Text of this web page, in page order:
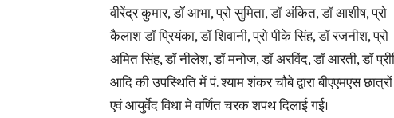
वीरेंद्र कुमार, डॉ आभा, प्रो सुमिता, डॉ अंकित, डॉ आशीष, प्रो
कैलाश डॉ प्रियंका, डॉ शिवानी, प्रो पीके सिंह, डॉ रजनीश, प्रो
अमित सिंह, डॉ नीलेश, डॉ मनोज, डॉ अरविंद, डॉ आरती, डॉ
आदि की उपस्थिति में पं. श्याम शंकर चौबे द्वारा बीएएमएस
एवं आयुर्वेद विधा मे वर्णित चरक शपथ दिलाई गई।